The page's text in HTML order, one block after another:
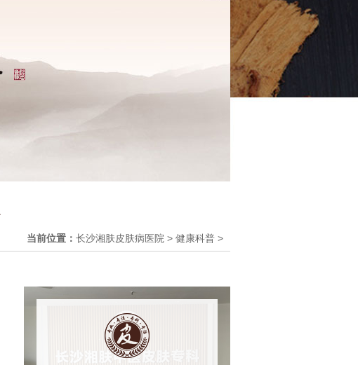
当前位置： 长沙湘肤皮肤病医院 > 健康科普 >